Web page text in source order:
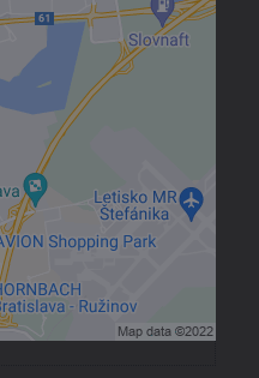
Voľbami
obsah?
s druhom
okne